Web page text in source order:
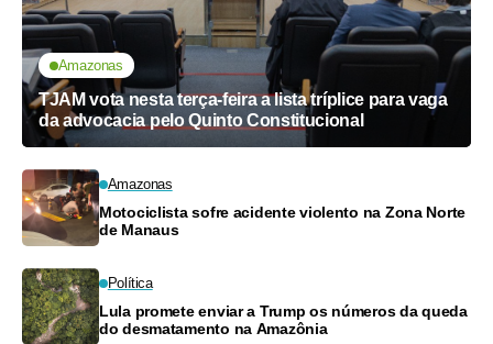
Amazonas
TJAM vota nesta terça-feira a lista tríplice para vaga
da advocacia pelo Quinto Constitucional
Amazonas
Motociclista sofre acidente violento na Zona Norte
de Manaus
Política
Lula promete enviar a Trump os números da queda
do desmatamento na Amazônia